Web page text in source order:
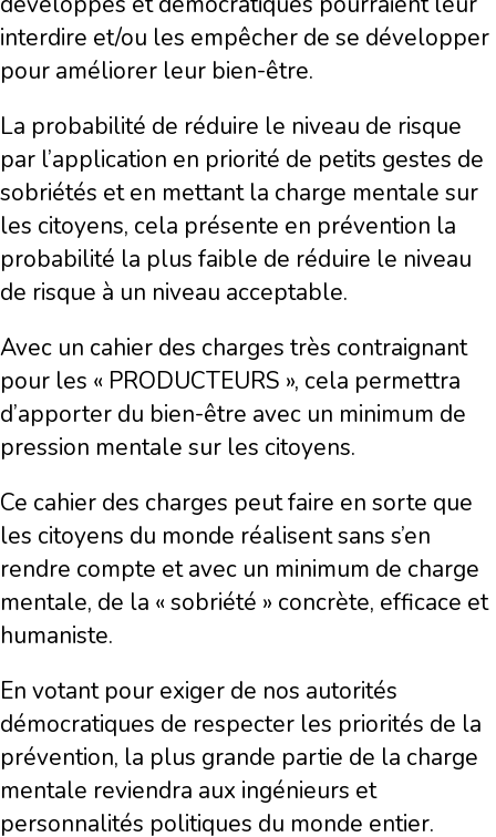
interdire et/ou les empêcher de se développer
pour améliorer leur bien-être.
La probabilité de réduire le niveau de risque
par l’application en priorité de petits gestes de
sobriétés et en mettant la charge mentale sur
les citoyens, cela présente en prévention la
probabilité la plus faible de réduire le niveau
de risque à un niveau acceptable.
Avec un cahier des charges très contraignant
pour les « PRODUCTEURS », cela permettra
d’apporter du bien-être avec un minimum de
pression mentale sur les citoyens.
Ce cahier des charges peut faire en sorte que
les citoyens du monde réalisent sans s’en
rendre compte et avec un minimum de charge
mentale, de la « sobriété » concrète, efficace et
humaniste.
En votant pour exiger de nos autorités
démocratiques de respecter les priorités de la
prévention, la plus grande partie de la charge
mentale reviendra aux ingénieurs et
personnalités politiques du monde entier.